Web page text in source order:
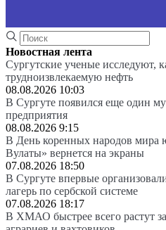
Новостная лента
Сургутские ученые исследуют,
трудноизвлекаемую нефть
08.08.2026 10:03
В Сургуте появился еще один
предприятия
08.08.2026 9:15
В День коренных народов мира
Вулаты» вернется на экраны
07.08.2026 18:50
В Сургуте впервые
лагерь по сербской системе
07.08.2026 18:17
В ХМАО быстрее всего растут